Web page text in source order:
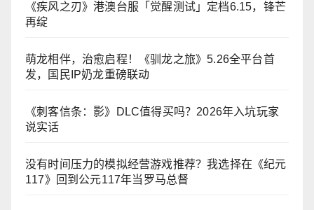
《疾风之刃》港澳台服「觉醒测试」定档6.15，锋芒
再绽
萌龙相伴，治愈启程！《驯龙之旅》5.26全平台首
发，国民IP奶龙重磅联动
《刺客信条：影》DLC值得买吗？2026年入坑玩家
说实话
没有时间压力的模拟经营游戏推荐？我选择在《纪元
117》回到公元117年当罗马总督